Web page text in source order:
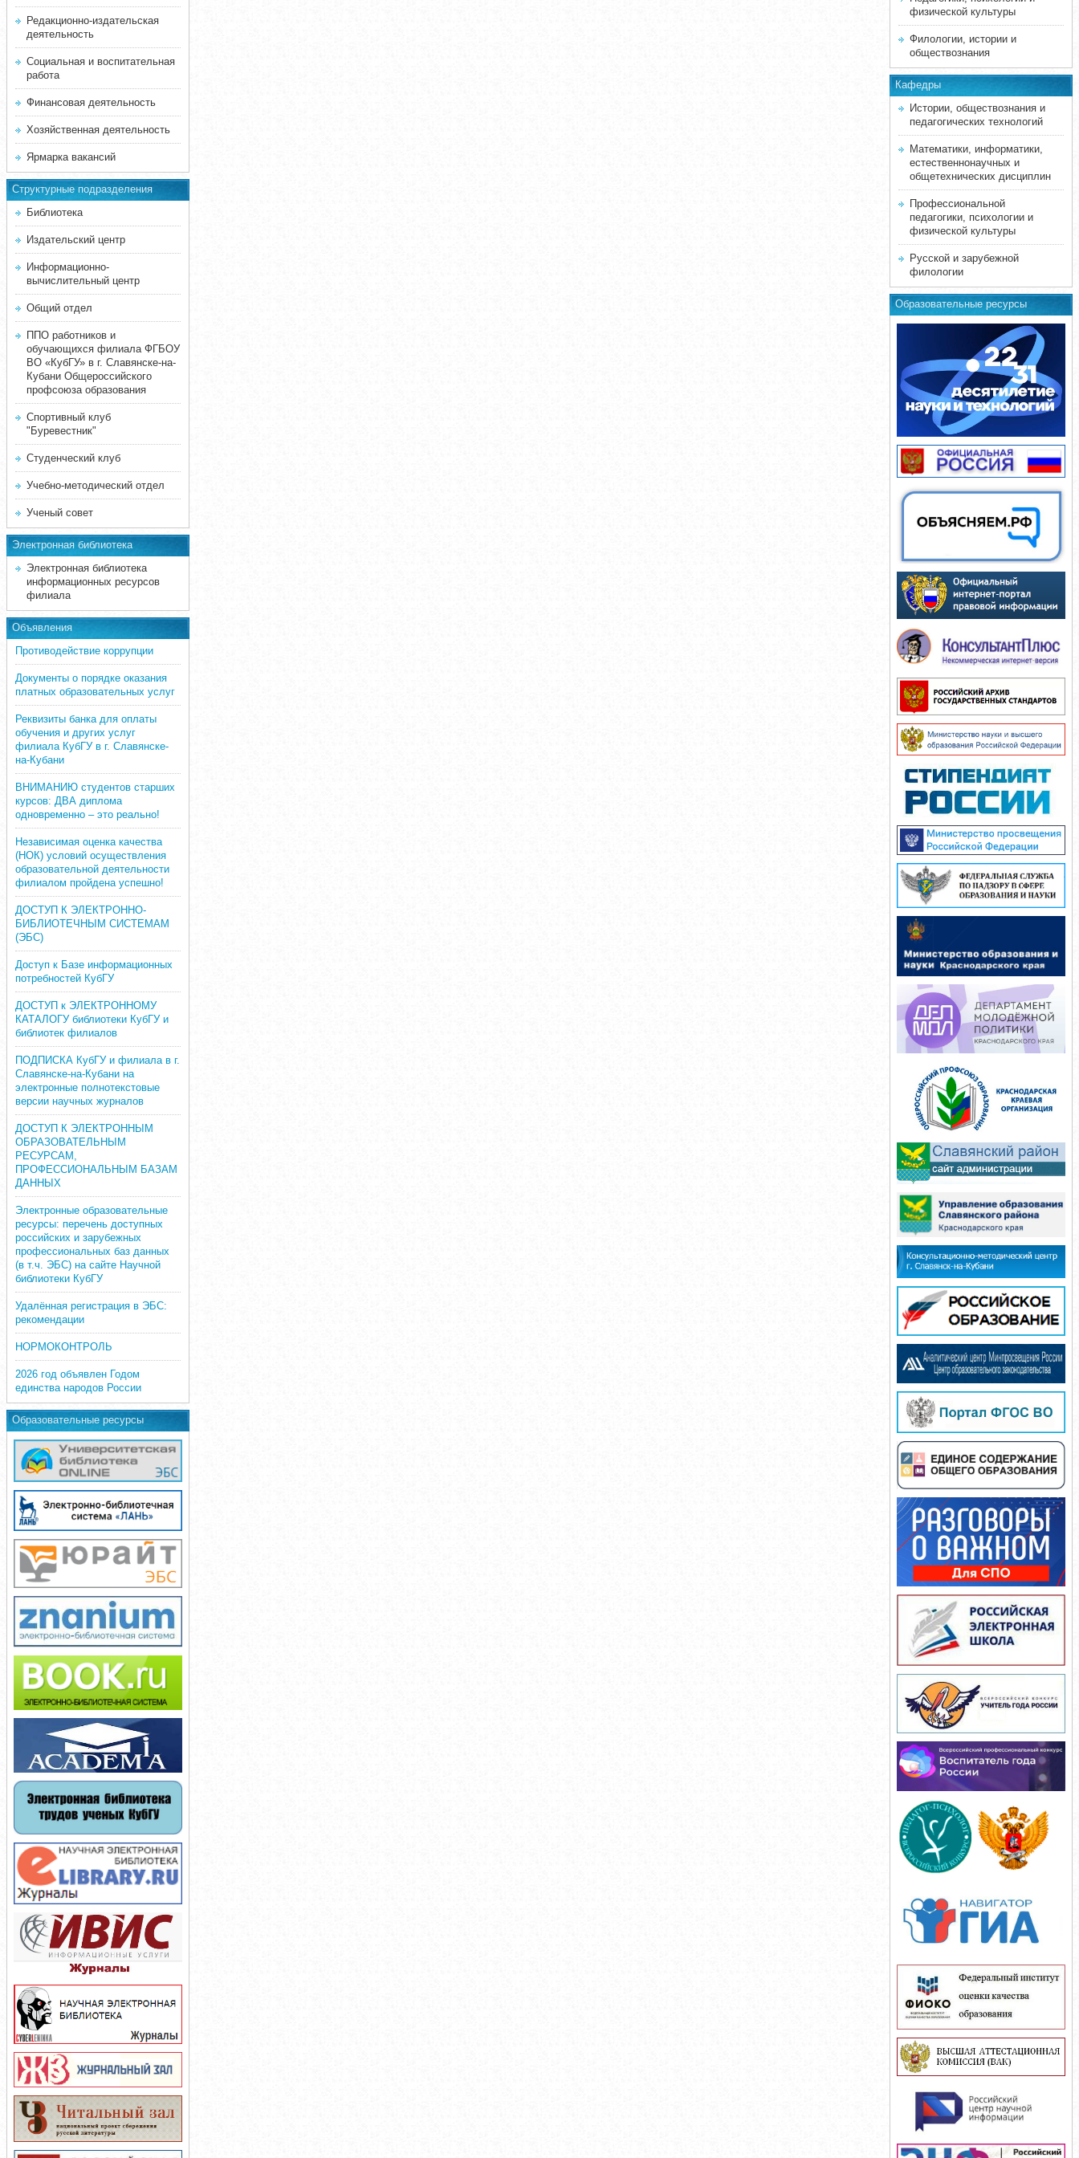
Редакционно-издательская
деятельность
Социальная и воспитательная
работа
Финансовая деятельность
Хозяйственная деятельность
Ярмарка вакансий
Структурные подразделения
Библиотека
Издательский центр
Информационно-
вычислительный центр
Общий отдел
ППО работников и
обучающихся филиала ФГБОУ
ВО «КубГУ» в г. Славянске-на-
Кубани Общероссийского
профсоюза образования
Спортивный клуб
"Буревестник"
Студенческий клуб
Учебно-методический отдел
Ученый совет
Электронная библиотека
Электронная библиотека
информационных ресурсов
филиала
Объявления
Противодействие коррупции
Документы о порядке оказания
платных образовательных услуг
Реквизиты банка для оплаты
обучения и других услуг
филиала КубГУ в г. Славянске-
на-Кубани
ВНИМАНИЮ студентов старших
курсов: ДВА диплома
одновременно – это реально!
Независимая оценка качества
(НОК) условий осуществления
образовательной деятельности
филиалом пройдена успешно!
ДОСТУП К ЭЛЕКТРОННО-
БИБЛИОТЕЧНЫМ СИСТЕМАМ
(ЭБС)
Доступ к Базе информационных
потребностей КубГУ
ДОСТУП к ЭЛЕКТРОННОМУ
КАТАЛОГУ библиотеки КубГУ и
библиотек филиалов
ПОДПИСКА КубГУ и филиала в г.
Славянске-на-Кубани на
электронные полнотекстовые
версии научных журналов
ДОСТУП К ЭЛЕКТРОННЫМ
ОБРАЗОВАТЕЛЬНЫМ
РЕСУРСАМ,
ПРОФЕССИОНАЛЬНЫМ БАЗАМ
ДАННЫХ
Электронные образовательные
ресурсы: перечень доступных
российских и зарубежных
профессиональных баз данных
(в т.ч. ЭБС) на сайте Научной
библиотеки КубГУ
Удалённая регистрация в ЭБС:
рекомендации
НОРМОКОНТРОЛЬ
2026 год объявлен Годом
единства народов России
Образовательные ресурсы
физической культуры
Филологии, истории и
обществознания
Кафедры
Истории, обществознания и
педагогических технологий
Математики, информатики,
естественнонаучных и
общетехнических дисциплин
Профессиональной
педагогики, психологии и
физической культуры
Русской и зарубежной
филологии
Образовательные ресурсы